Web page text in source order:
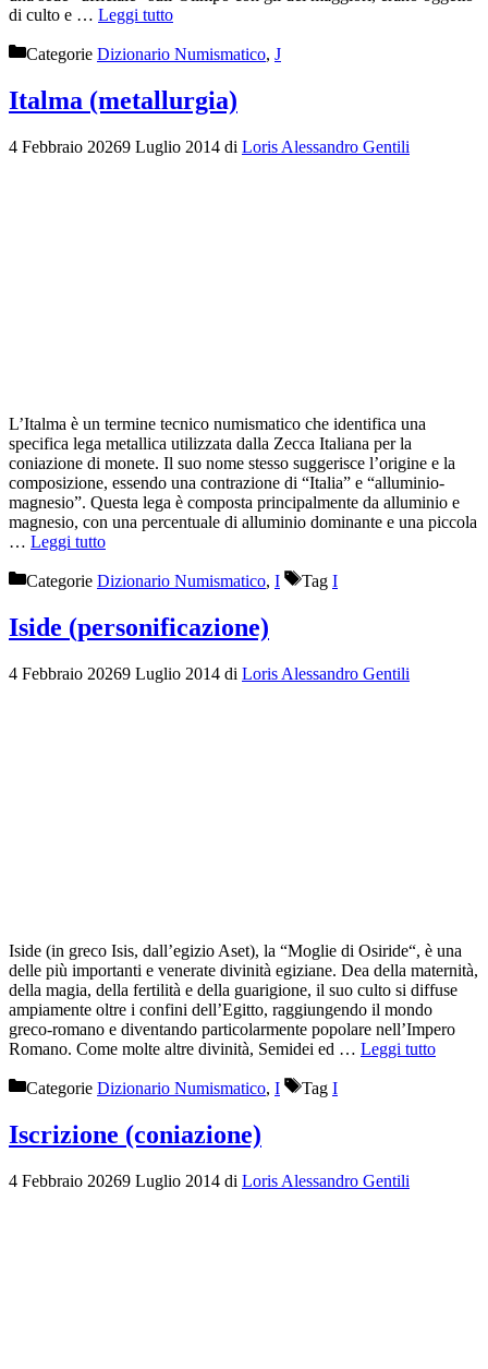
di culto e … Leggi tutto
Categorie Dizionario Numismatico, J
Italma (metallurgia)
4 Febbraio 20269 Luglio 2014 di Loris Alessandro Gentili
L’Italma è un termine tecnico numismatico che identifica una
specifica lega metallica utilizzata dalla Zecca Italiana per la
coniazione di monete. Il suo nome stesso suggerisce l’origine e la
composizione, essendo una contrazione di “Italia” e “alluminio-
magnesio”. Questa lega è composta principalmente da alluminio e
magnesio, con una percentuale di alluminio dominante e una piccola
… Leggi tutto
Categorie Dizionario Numismatico, I Tag I
Iside (personificazione)
4 Febbraio 20269 Luglio 2014 di Loris Alessandro Gentili
Iside (in greco Isis, dall’egizio Aset), la “Moglie di Osiride“, è una
delle più importanti e venerate divinità egiziane. Dea della maternità,
della magia, della fertilità e della guarigione, il suo culto si diffuse
ampiamente oltre i confini dell’Egitto, raggiungendo il mondo
greco-romano e diventando particolarmente popolare nell’Impero
Romano. Come molte altre divinità, Semidei ed … Leggi tutto
Categorie Dizionario Numismatico, I Tag I
Iscrizione (coniazione)
4 Febbraio 20269 Luglio 2014 di Loris Alessandro Gentili